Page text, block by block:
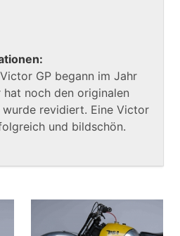
GP begann im Jahr
hat noch den originalen
wurde revidiert. Eine Victor
und bildschön.